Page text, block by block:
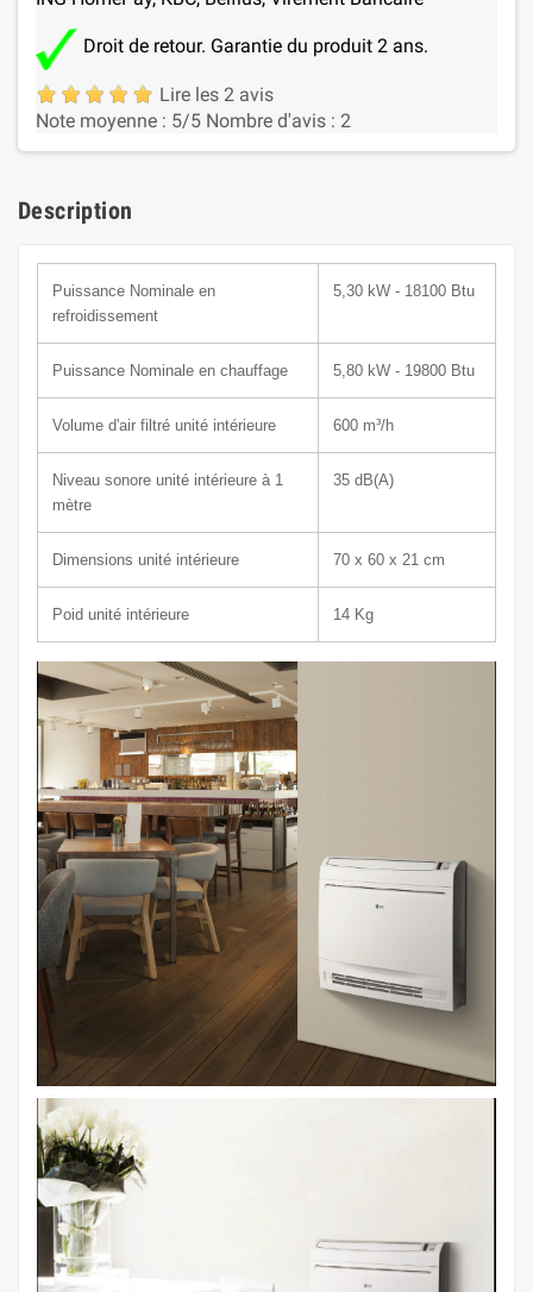
Droit de retour. Garantie du produit 2 ans.
Lire les 2 avis
Note moyenne : 5/5 Nombre d'avis : 2
Description
Puissance Nominale en
refroidissement
5,30 kW - 18100 Btu
Puissance Nominale en chauffage 5,80 kW - 19800 Btu
Volume d'air filtré unité intérieure 600 m³/h
Niveau sonore unité intérieure à 1
mètre
35 dB(A)
Dimensions unité intérieure 70 x 60 x 21 cm
Poid unité intérieure 14 Kg